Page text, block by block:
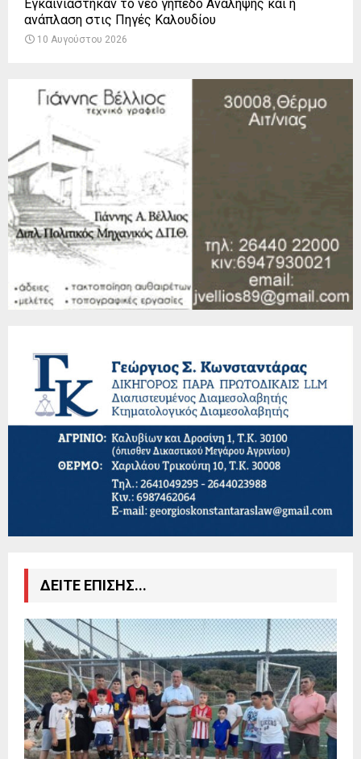
Εγκαινιάστηκαν το νέο γήπεδο Ανάληψης και η
ανάπλαση στις Πηγές Καλουδίου
10 Αυγούστου 2026
ΔΕΙΤΕ ΕΠΙΣΗΣ...